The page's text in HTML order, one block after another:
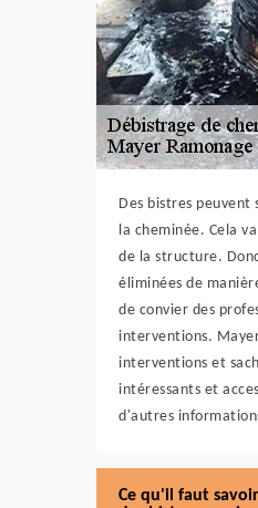
Des bistres
la cheminée. Cela
de la structure.
éliminées de
de convier des
interventions.
interventions et
intéressants et
d'autres
Ce qu'il faut